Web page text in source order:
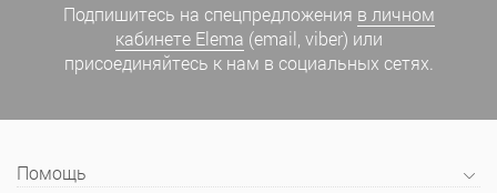
Подпишитесь на спецпредложения в личном
кабинете Elema (email, viber) или
присоединяйтесь к нам в социальных сетях.
Помощь